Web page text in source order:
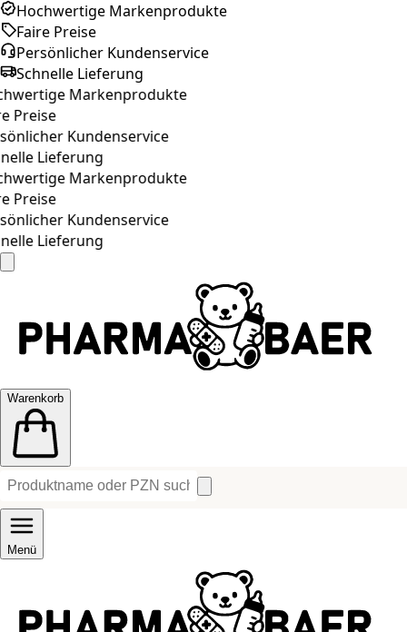
Hochwertige Markenprodukte
Faire Preise
Persönlicher Kundenservice
Schnelle Lieferung
Markenprodukte
Preise
Kundenservice
Lieferung
Markenprodukte
Preise
Kundenservice
Lieferung
Warenkorb
Menü